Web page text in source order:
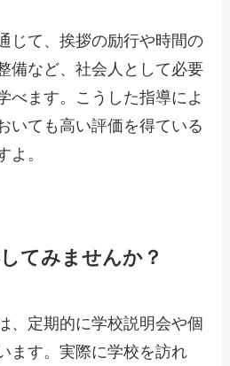
じて、挨拶の励行や時間の
備など、社会人として必要
べます。こうした指導によ
いても高い評価を得ている
よ。
てみませんか？
、定期的に学校説明会や個
ます。実際に学校を訪れ